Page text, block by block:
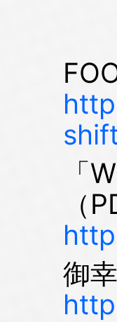
「
（
御